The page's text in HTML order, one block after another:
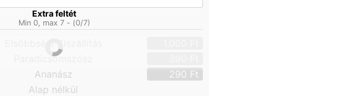
Extra feltét
Min 0, max 7 - (0/7)
Paradicsomszósz
Ananász
290 Ft
Alap nélkül